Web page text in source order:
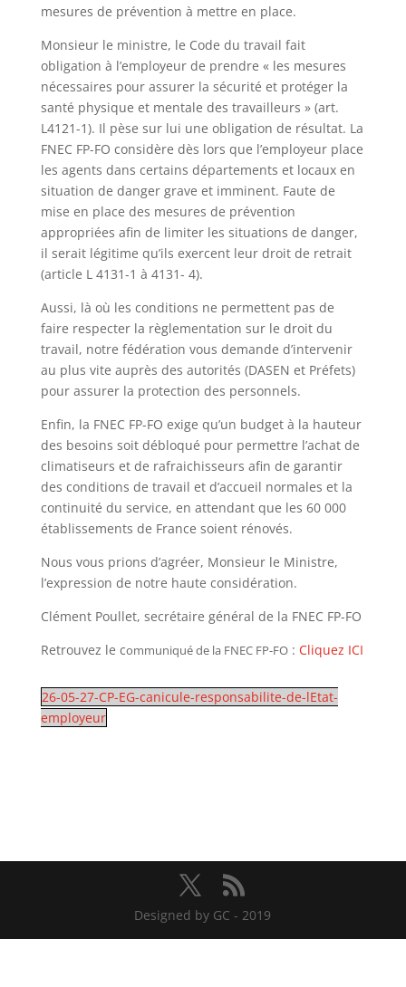
mesures de prévention à mettre en place.
Monsieur le ministre, le Code du travail fait
obligation à l’employeur de prendre « les mesures
nécessaires pour assurer la sécurité et protéger la
santé physique et mentale des travailleurs » (art.
L4121-1). Il pèse sur lui une obligation de résultat. La
FNEC FP-FO considère dès lors que l’employeur place
les agents dans certains départements et locaux en
situation de danger grave et imminent. Faute de
mise en place des mesures de prévention
appropriées afin de limiter les situations de danger,
il serait légitime qu’ils exercent leur droit de retrait
(article L 4131-1 à 4131- 4).
Aussi, là où les conditions ne permettent pas de
faire respecter la règlementation sur le droit du
travail, notre fédération vous demande d’intervenir
au plus vite auprès des autorités (DASEN et Préfets)
pour assurer la protection des personnels.
Enfin, la FNEC FP-FO exige qu’un budget à la hauteur
des besoins soit débloqué pour permettre l’achat de
climatiseurs et de rafraichisseurs afin de garantir
des conditions de travail et d’accueil normales et la
continuité du service, en attendant que les 60 000
établissements de France soient rénovés.
Nous vous prions d’agréer, Monsieur le Ministre,
l’expression de notre haute considération.
Clément Poullet, secrétaire général de la FNEC FP-FO
Retrouvez le communiqué de la FNEC FP-FO: Cliquez ICI
26-05-27-CP-EG-canicule-responsabilite-de-lEtat-
employeur
Designed by GC - 2019